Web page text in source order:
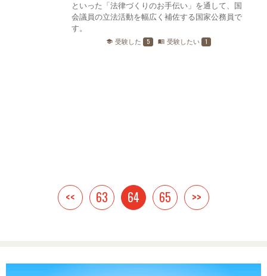
といった「法律づくりのお手伝い」を通して、国
会議員の立法活動を幅広く補佐する国家公務員で
す。
school 受験した 5 menu_book 受験したい 1
<< 63 64 65 >>